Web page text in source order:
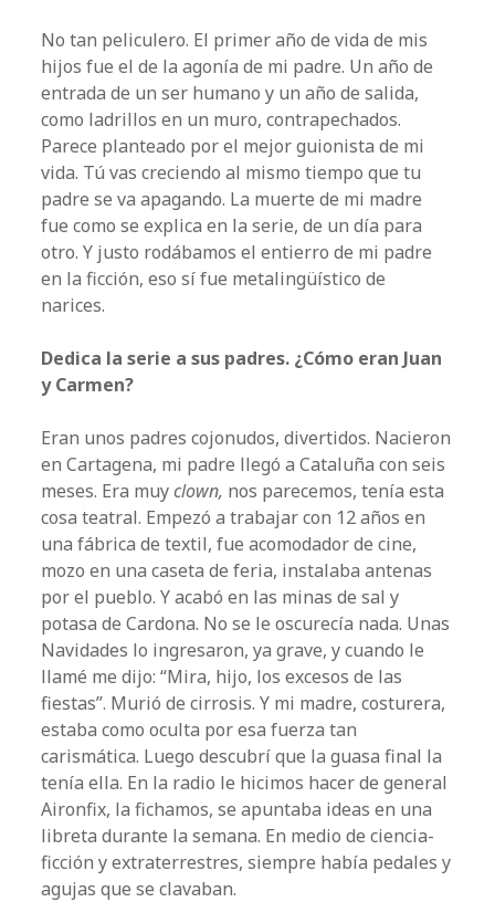
No tan peliculero. El primer año de vida de mis
hijos fue el de la agonía de mi padre. Un año de
entrada de un ser humano y un año de salida,
como ladrillos en un muro, contrapechados.
Parece planteado por el mejor guionista de mi
vida. Tú vas creciendo al mismo tiempo que tu
padre se va apagando. La muerte de mi madre
fue como se explica en la serie, de un día para
otro. Y justo rodábamos el entierro de mi padre
en la ficción, eso sí fue metalingüístico de
narices.
Dedica la serie a sus padres. ¿Cómo eran Juan
y Carmen?
Eran unos padres cojonudos, divertidos. Nacieron
en Cartagena, mi padre llegó a Cataluña con seis
meses. Era muyclown, nos parecemos, tenía esta
cosa teatral. Empezó a trabajar con 12 años en
una fábrica de textil, fue acomodador de cine,
mozo en una caseta de feria, instalaba antenas
por el pueblo. Y acabó en las minas de sal y
potasa de Cardona. No se le oscurecía nada. Unas
Navidades lo ingresaron, ya grave, y cuando le
llamé me dijo: “Mira, hijo, los excesos de las
fiestas”. Murió de cirrosis. Y mi madre, costurera,
estaba como oculta por esa fuerza tan
carismática. Luego descubrí que la guasa final la
tenía ella. En la radio le hicimos hacer de general
Aironfix, la fichamos, se apuntaba ideas en una
libreta durante la semana. En medio de ciencia-
ficción y extraterrestres, siempre había pedales y
agujas que se clavaban.